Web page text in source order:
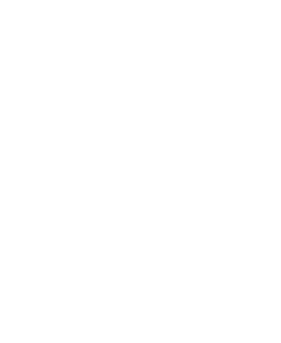
il nostro portfolio completo.
ti aiuterà a trovare il dispositivo più adatto a te.
Global Job Market e trova le posizioni aperte per ogni profilo di carriera.
un nostro referente.